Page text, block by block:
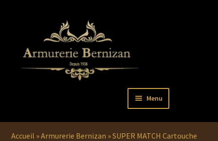
Menu
PISTOLETS
le
Accueil »Armurerie Bernizan »SUPER MATCH Cartouche